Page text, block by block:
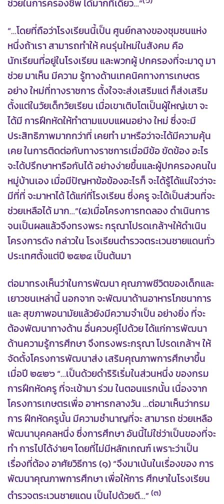
ช่วยในการครองชีพ ได้มากทีเดียว…”
“…โดยที่ถือว่าโรงเรียนนี้เป็น ศูนย์กลางของชุมชนแห่ง
หนึ่งถ้าเรา สามารถทำให้ คนรุ่นใหม่ในสังคม คือ
นักเรียนที่อยู่ในโรงเรียน และพวกผู้ ปกครองที่จะมาดู มา
ช่วย มาเห็น มีความ รู้ทางด้านเทคนิคทางการเกษตร
อย่าง ใหม่ที่ทางราชการ ตั้งใจจะส่งเสริมแต่ ก็ส่งเสริม
ตั้งแต่ในวัยเด็กวัยเรียน เมื่อเขาเติบโตเป็นผู้ใหญ่เขา จะ
ได้มี การฝึกหัดให้ทำตามแบบแผนอย่าง ใหม่ ซึ่งจะมี
ประสิทธิภาพมากกว่าที่ เคยทำ มาหรือว่าจะได้มีความคุ้น
เคย ในการติดต่อกับทางราชการเมื่อมีข้อ ขัดข้อง อะไร
จะได้ปรึกษาหารือกันได้ อย่างง่ายขึ้นและผู้ปกครองคนใน
หมู่บ้านเอง เมื่อมีปัญหาข้อข้องอะไรก็ จะได้รู้ได้แน่ใจว่าจะ
มีที่ที่ จะมาหาได้ ได้แก่ที่โรงเรียน ซึ่งครู จะได้เป็นส่วนที่จะ
ช่วยเหลือได้ มาก…”(๕)เมื่อโครงการทดลอง ดำเนินการ
จนเป็นผลแล้วจึงทรงพระ กรุณาโปรดเกล้าฯให้ดำเนิน
โครงการดัง กล่าวใน โรงเรียนตำรวจตระเวนชายแดนทั่ว
ประเทศตั้งแต่ปี ๒๕๒๔ เป็นต้นมา
ต่อมาทรงเห็นว่าในการพัฒนา คุณภาพชีวิตของเด็กและ
เยาวชนเหล่านี้ นอกจาก จะพัฒนาด้านอาหารโภชนาการ
และ สุขภาพอนามัยแล้วยังมีความจำเป็น อย่างยิ่ง ที่จะ
ต้องพัฒนาทางด้าน อื่นควบคู่ไปด้วย ได้แก่การพัฒนา
ด้านความรู้การศึกษา จึงทรงพระกรุณา โปรดเกล้าฯ ให้
จัดตั้งโครงการพัฒนาส่ง เสริมคุณภาพการศึกษาขึ้น
เมื่อปี ๒๕๒๖ “…เป็นด้วยดำริริเริ่มในส่วนหนึ่ง ของกรม
การฝึกหัดครู ที่จะเข้ามา ร่วม ในตอนแรกนั้น เนื่องจาก
โครงการเกษตรเพื่อ อาหารกลางวัน …ต่อมาเห็นว่ากรม
การ ฝึกหัดครูนั้น มีความชำนาญที่จะ สามารถ ช่วยเหลือ
พัฒนาบุคคลหนึ่ง ซึ่งการศึกษา อันนี้ไม่ใช่ว่าเป็นของที่จะ
ทำ การไปได้ง่ายๆ โดยที่ไม่มีหลักเกณฑ์ เพราะว่าเป็น
เรื่องที่ต้อง อาศัยวิธีการ (๑) “จึงมาเน้นในเรื่องของ การ
พัฒนาคุณภาพการศึกษา เพื่อให้การ ศึกษาในโรงเรียน
ตำรวจตระเวนชายแดน เป็นไปด้วยดี…”(๓)